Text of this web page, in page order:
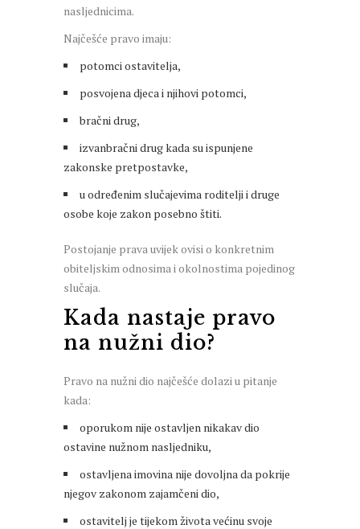
nasljednicima.
Najčešće pravo imaju:
potomci ostavitelja,
posvojena djeca i njihovi potomci,
bračni drug,
izvanbračni drug kada su ispunjene
zakonske pretpostavke,
u određenim slučajevima roditelji i druge
osobe koje zakon posebno štiti.
Postojanje prava uvijek ovisi o konkretnim
obiteljskim odnosima i okolnostima pojedinog
slučaja.
Kada nastaje pravo
na nužni dio?
Pravo na nužni dio najčešće dolazi u pitanje
kada:
oporukom nije ostavljen nikakav dio
ostavine nužnom nasljedniku,
ostavljena imovina nije dovoljna da pokrije
njegov zakonom zajamčeni dio,
ostavitelj je tijekom života većinu svoje